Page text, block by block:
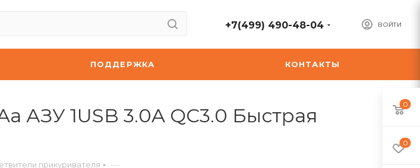
ВОЙТИ
+7(499) 490-48-04
ПОДДЕРЖКА КОНТАКТЫ
АЗУ 1USB 3.0A QC3.0 Быстрая
прикуривателя —
0
0